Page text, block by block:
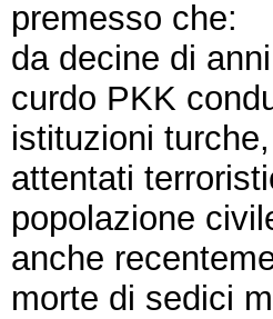
premesso che:
da decine di
curdo PKK
istituzioni
attentati
popolazione
anche
morte di sedici